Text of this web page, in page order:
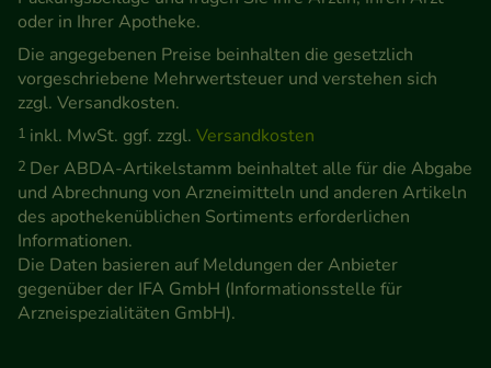
oder in Ihrer Apotheke.
Die angegebenen Preise beinhalten die gesetzlich
vorgeschriebene Mehrwertsteuer und verstehen sich
zzgl. Versandkosten.
1 inkl. MwSt. ggf. zzgl. Versandkosten
2 Der ABDA-Artikelstamm beinhaltet alle für die Abgabe
und Abrechnung von Arzneimitteln und anderen Artikeln
des apothekenüblichen Sortiments erforderlichen
Informationen.
Die Daten basieren auf Meldungen der Anbieter
gegenüber der IFA GmbH (Informationsstelle für
Arzneispezialitäten GmbH).